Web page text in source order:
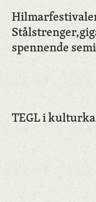
spennende
TEGL i